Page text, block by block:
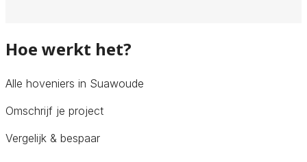
Hoe werkt het?
Alle hoveniers in Suawoude
Omschrijf je project
Vergelijk & bespaar